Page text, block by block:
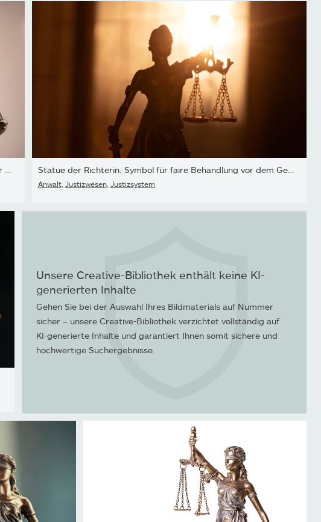
Rechtsschutzkonzept Statue der Richterin mit einer Waage der... Statue der Richterin. Symbol für faire Behandlung vor dem Gesetz
Anwalt, Justizwesen, Justizsystem
Unsere Creative-Bibliothek enthält keine KI-
generierten Inhalte
Gehen Sie bei der Auswahl Ihres Bildmaterials auf Nummer
sicher – unsere Creative-Bibliothek verzichtet vollständig auf
KI-generierte Inhalte und garantiert Ihnen somit sichere und
hochwertige Suchergebnisse.